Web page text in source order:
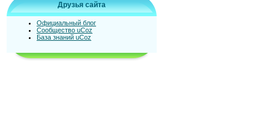
Друзья сайта
Официальный блог
Сообщество uCoz
База знаний uCoz